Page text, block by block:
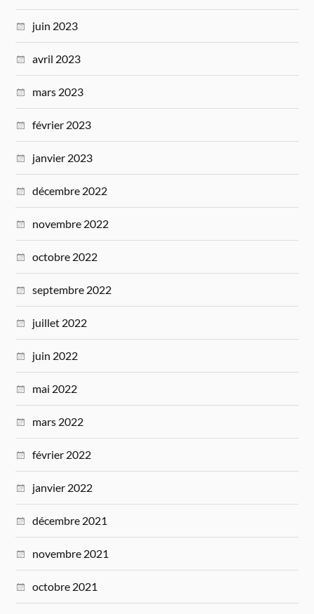
juin 2023
avril 2023
mars 2023
février 2023
janvier 2023
décembre 2022
novembre 2022
octobre 2022
septembre 2022
juillet 2022
juin 2022
mai 2022
mars 2022
février 2022
janvier 2022
décembre 2021
novembre 2021
octobre 2021